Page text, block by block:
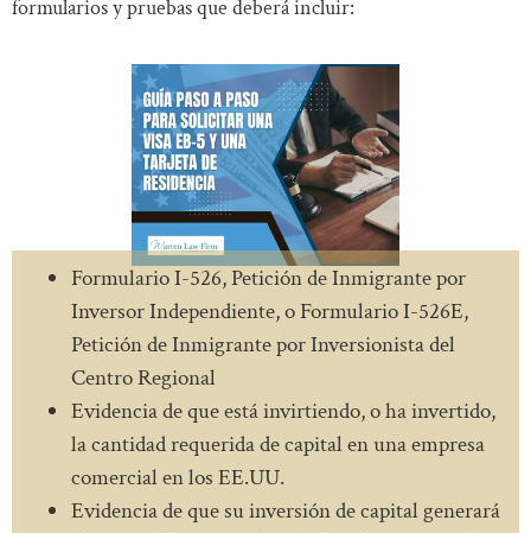
formularios y pruebas que deberá incluir:
Formulario I-526, Petición de Inmigrante por
Inversor Independiente, o Formulario I-526E,
Petición de Inmigrante por Inversionista del
Centro Regional
Evidencia de que está invirtiendo, o ha invertido,
la cantidad requerida de capital en una empresa
comercial en los EE.UU.
Evidencia de que su inversión de capital generará